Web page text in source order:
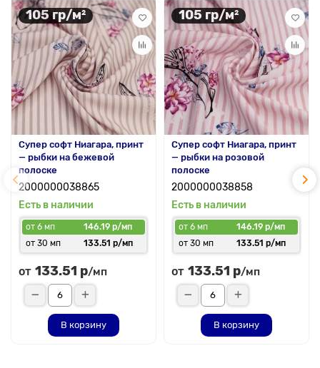
105 гр/м²
Супер софт Ниагара, принт
— рыбки на бежевой
полоске
2000000038865
Есть в наличии
от 6 мп
146.19 р/мп
от 30 мп
133.51 р/мп
от 133.51 р/мп
В корзину
105 гр/м²
Супер софт Ниагара, принт
— рыбки на розовой
полоске
2000000038858
Есть в наличии
от 6 мп
146.19 р/мп
от 30 мп
133.51 р/мп
от 133.51 р/мп
В корзину